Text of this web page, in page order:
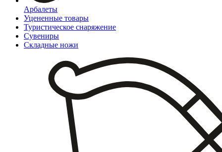
Арбалеты
Уцененные товары
Туристическое снаряжение
Сувениры
Складные ножи